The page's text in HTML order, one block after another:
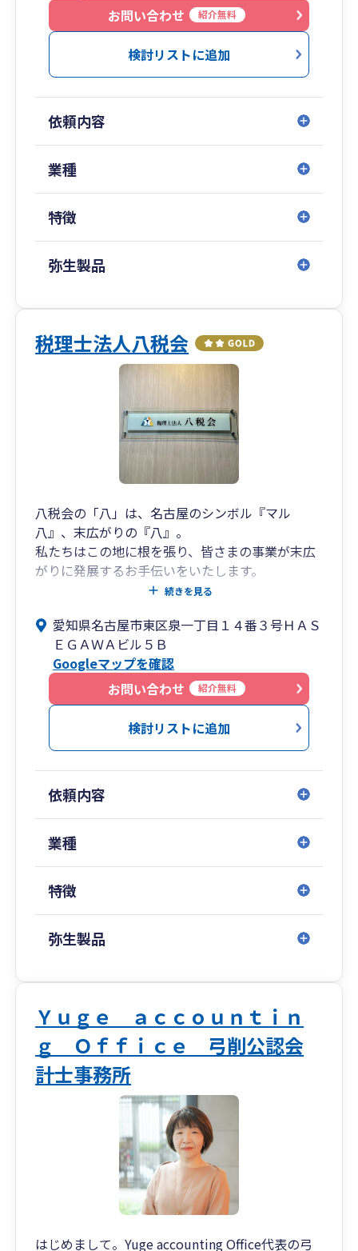
お問い合わせ
紹介無料
検討リストに追加
依頼内容
業種
特徴
弥生製品
税理士法人八税会
八税会の「八」は、名古屋のシンボル『マル
八』、末広がりの『八』。
私たちはこの地に根を張り、皆さまの事業が末広
がりに発展するお手伝いをいたします。
展に貢献する。』
税務の専門家としてのプライドを秘め、クライア
ントの発展に情熱をもって取り組むために、「私
たちが今できることは何か」と常に問い続け、今
日も私たち八税会はクライアントに臨みます。そ
して、クライアントの経営状態に応じて経営資源
を適切に配分し、より効率的な会社経営ができる
続きを見る
愛知県名古屋市東区泉一丁目１４番３号ＨＡＳ
ＥＧＡＷＡビル５Ｂ
Googleマップを確認
お問い合わせ
紹介無料
検討リストに追加
依頼内容
業種
特徴
弥生製品
Ｙｕｇｅ ａｃｃｏｕｎｔｉｎ
ｇ Ｏｆｆｉｃｅ 弓削公認会
計士事務所
はじめまして。Yuge accounting Office代表の弓